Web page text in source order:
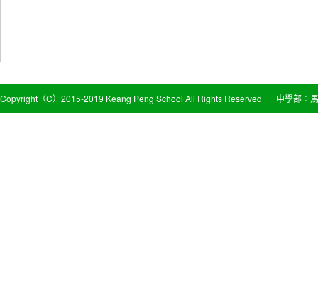
Copyright（C）2015-2019 Keang Peng School All Rights Reserved 中學部：